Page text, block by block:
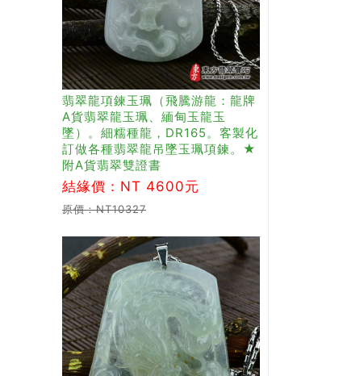
翡翠龍項鍊玉珮（飛騰游龍：龍牌
A貨翡翠龍玉珮、緬甸玉龍玉
墜）。細糯種龍，DR165。客製化
訂做各種翡翠龍吊墜玉珮項鍊。★
附A貨翡翠雙證書
結緣價：NT 4600元
原價：NT10327